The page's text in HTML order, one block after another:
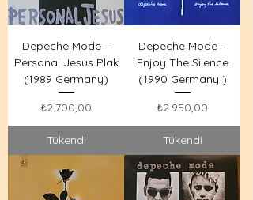
Depeche Mode –
Personal Jesus Plak
(1989 Germany)
Fiyat
₺2.700,00
Tükendi
Depeche Mode –
Enjoy The Silence
(1990 Germany )
Fiyat
₺2.950,00
Tükendi